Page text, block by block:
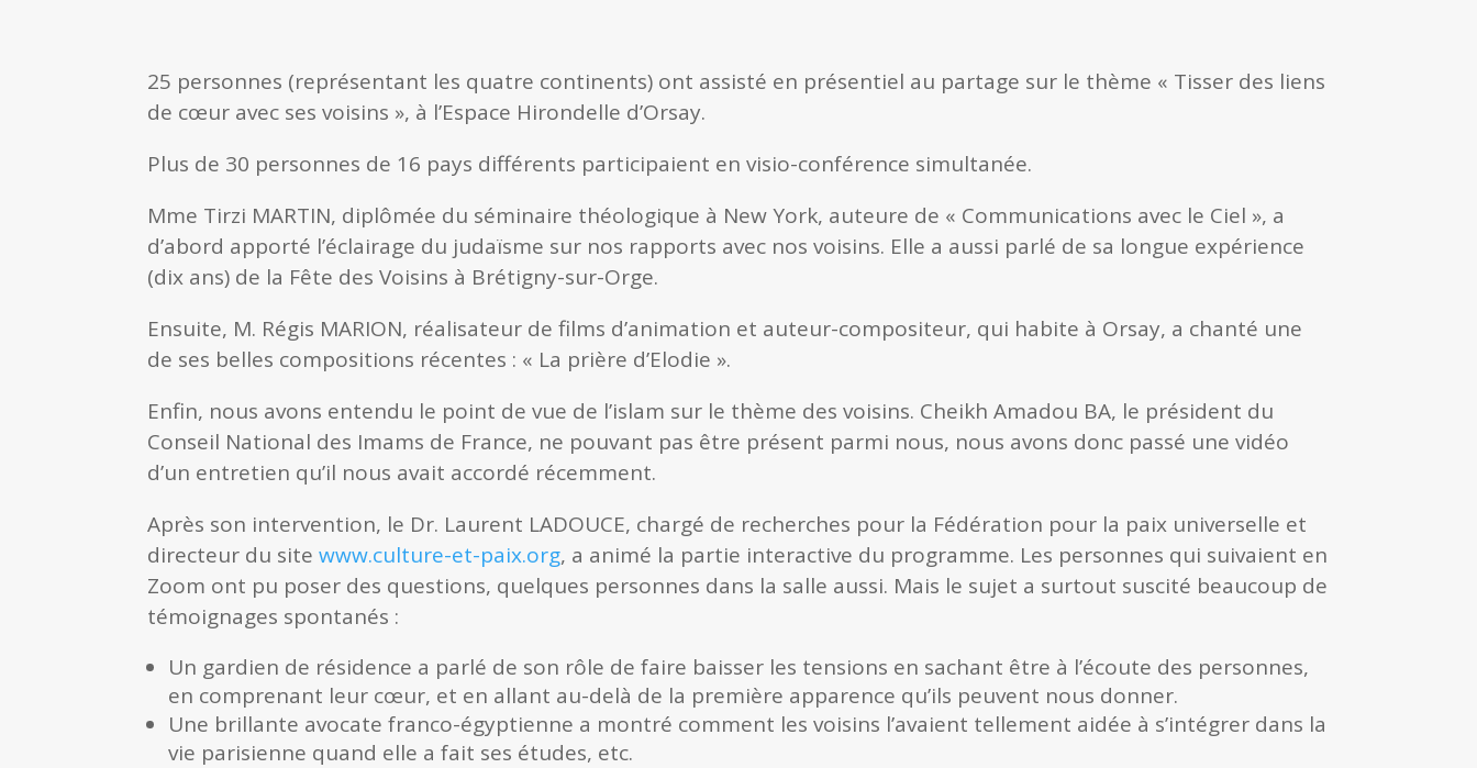
25 personnes (représentant les quatre continents) ont assisté en présentiel au partage sur le thème « Tisser des liens
de cœur avec ses voisins », à l’Espace Hirondelle d’Orsay.
Plus de 30 personnes de 16 pays différents participaient en visio-conférence simultanée.
Mme Tirzi MARTIN, diplômée du séminaire théologique à New York, auteure de « Communications avec le Ciel », a
d’abord apporté l’éclairage du judaïsme sur nos rapports avec nos voisins. Elle a aussi parlé de sa longue expérience
(dix ans) de la Fête des Voisins à Brétigny-sur-Orge.
Ensuite, M. Régis MARION, réalisateur de films d’animation et auteur-compositeur, qui habite à Orsay, a chanté une
de ses belles compositions récentes : « La prière d’Elodie ».
Enfin, nous avons entendu le point de vue de l’islam sur le thème des voisins. Cheikh Amadou BA, le président du
Conseil National des Imams de France, ne pouvant pas être présent parmi nous, nous avons donc passé une vidéo
d’un entretien qu’il nous avait accordé récemment.
Après son intervention, le Dr. Laurent LADOUCE, chargé de recherches pour la Fédération pour la paix universelle et
directeur du sitewww.culture-et-paix.org, a animé la partie interactive du programme. Les personnes qui suivaient en
Zoom ont pu poser des questions, quelques personnes dans la salle aussi. Mais le sujet a surtout suscité beaucoup de
témoignages spontanés :
Un gardien de résidence a parlé de son rôle de faire baisser les tensions en sachant être à l’écoute des personnes,
en comprenant leur cœur, et en allant au-delà de la première apparence qu’ils peuvent nous donner.
Une brillante avocate franco-égyptienne a montré comment les voisins l’avaient tellement aidée à s’intégrer dans la
vie parisienne quand elle a fait ses études, etc.